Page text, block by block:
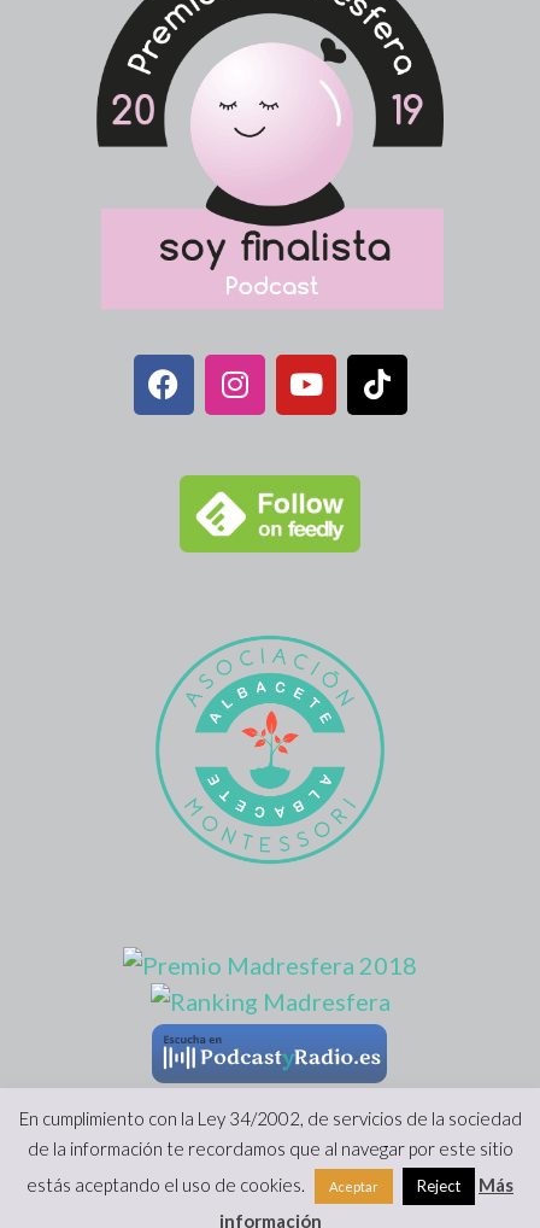
Copyright 2022 | Viviendo Montessori|Prensa
Aviso Legal y
Formulario de desestimiento|Hecho con
En cumplimiento con la Ley 34/2002, de servicios de la sociedad
de la información te recordamos que al navegar por este sitio
estás aceptando el uso de cookies.
Aceptar Reject
Más
información